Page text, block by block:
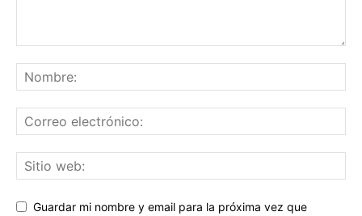
Guardar mi nombre y email para la próxima vez que